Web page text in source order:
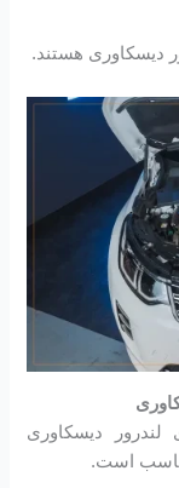
دیسکاوری هستند.
دیسکاوری
مناسب است.